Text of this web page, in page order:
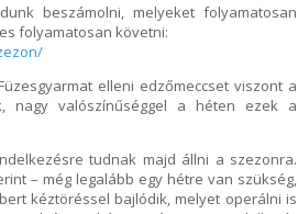
beszámolni, melyeket folyamatosan
folyamatosan követni:
elleni edzőmeccset viszont a
nagy valószínűséggel a héten ezek a
tudnak majd állni a szezonra.
– még legalább egy hétre van szükség,
kéztöréssel bajlódik, melyet operálni is